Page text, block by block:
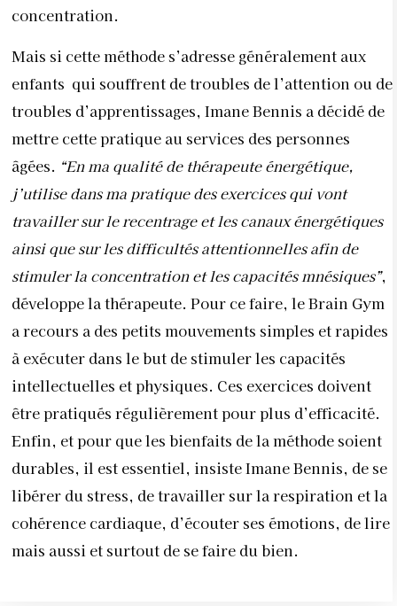
concentration.
Mais si cette méthode s’adresse généralement aux
enfants qui souffrent de troubles de l’attention ou de
troubles d’apprentissages, Imane Bennis a décidé de
mettre cette pratique au services des personnes
âgées. “En ma qualité de thérapeute énergétique,
j’utilise dans ma pratique des exercices qui vont
travailler sur le recentrage et les canaux énergétiques
ainsi que sur les difficultés attentionnelles afin de
stimuler la concentration et les capacités mnésiques”,
développe la thérapeute. Pour ce faire, le Brain Gym
a recours a des petits mouvements simples et rapides
à exécuter dans le but de stimuler les capacités
intellectuelles et physiques. Ces exercices doivent
être pratiqués régulièrement pour plus d’efficacité.
Enfin, et pour que les bienfaits de la méthode soient
durables, il est essentiel, insiste Imane Bennis, de se
libérer du stress, de travailler sur la respiration et la
cohérence cardiaque, d’écouter ses émotions, de lire
mais aussi et surtout de se faire du bien.